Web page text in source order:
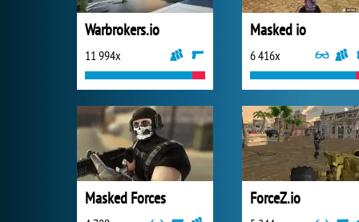
Warbrokers.io
11 994x
Masked io
6 416x
Masked Forces ForceZ.io